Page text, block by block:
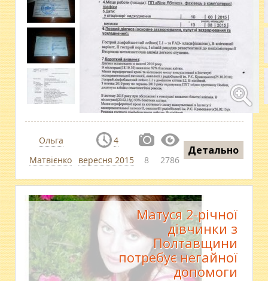
Ольга
Матвієнко
4
вересня 2015
8 2786
Детально
Матуся 2-річної
дівчинки з
Полтавщини
потребує негайної
допомоги